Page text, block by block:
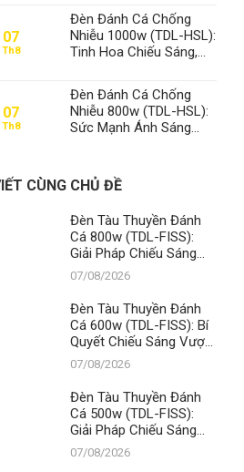
Thế Số 1 Thanh Đạt LED
07
Th8
Đèn Đánh Cá Chống
Nhiễu 1000w (TDL-HSL):
Tinh Hoa Chiếu Sáng,
07
Th8
Đèn Đánh Cá Chống
Nhiễu 800w (TDL-HSL):
Sức Mạnh Ánh Sáng
LED
CÙNG CHỦ ĐỀ
Đèn Tàu Thuyền Đánh
Cá 800w (TDL-FISS):
Giải Pháp Chiếu Sáng
Đỉnh Cao, Khẳng Định Vị
Thế Số 1 Thanh Đạt LED
07/08/2026
Đèn Tàu Thuyền Đánh
Cá 600w (TDL-FISS): Bí
Quyết Chiếu Sáng Vượt
Trội, Khẳng Định Vị Thế
Số 1 Thanh Đạt LED
07/08/2026
Đèn Tàu Thuyền Đánh
Cá 500w (TDL-FISS):
Giải Pháp Chiếu Sáng
Tối Ưu, Khẳng Định Vị
Thế Số 1 Thanh Đạt LED
07/08/2026